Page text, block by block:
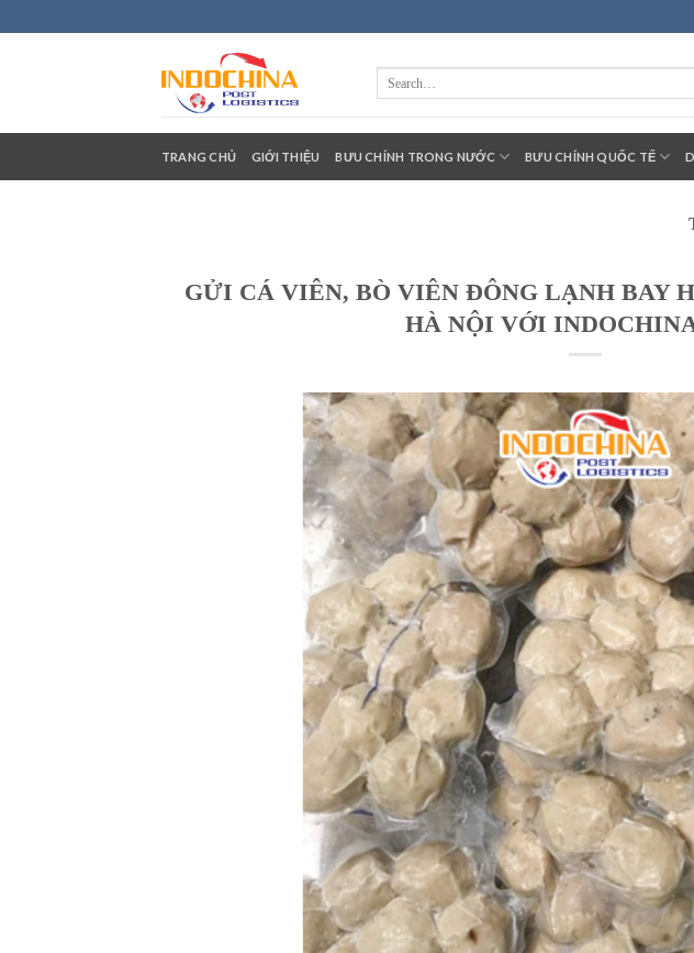
to
TRANG CHỦ GIỚI THIỆU BƯU CHÍNH TRONG NƯỚC BƯU CHÍNH QUỐC TẾ
GỬI CÁ VIÊN, BÒ VIÊN ĐÔNG LẠNH BAY
HÀ NỘI VỚI